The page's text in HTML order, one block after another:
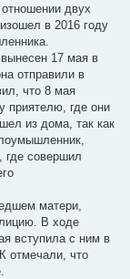
двух
в 2016 году
17 мая в
отправили в
что 8 мая
приятелю, где они
из дома, так как
где совершил
матери,
В ходе
вступила с ним в
отмечали, что